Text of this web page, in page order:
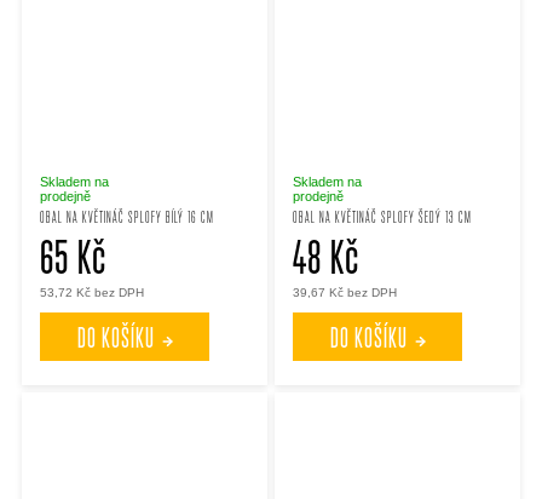
OBAL NA KVĚTINÁČ SPLOFY BÍLÝ 16 CM
Skladem na
prodejně
53,72 Kč bez DPH
65 Kč
DO KOŠÍKU
OBAL NA KVĚTINÁČ SPLOFY ŠEDÝ 13 CM
Skladem na
prodejně
39,67 Kč bez DPH
48 Kč
DO KOŠÍKU